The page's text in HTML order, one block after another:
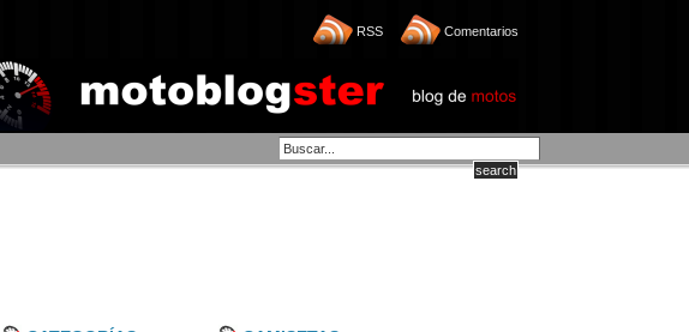
RSS Comentarios